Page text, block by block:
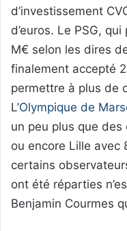
d’investissement
d’euros. Le PSG,
M€ selon les dires
finalement accepté
permettre à plus de
L’Olympique de
un peu plus que des
ou encore Lille avec
certains
ont été réparties
Benjamin Courmes